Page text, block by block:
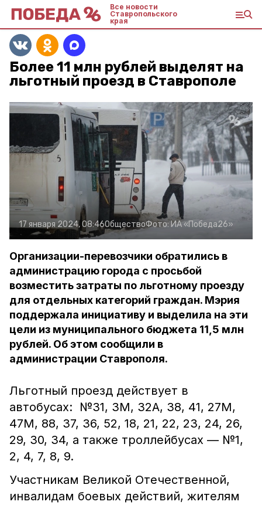
Все новости
Ставропольского
края
Более 11 млн рублей выделят на
льготный проезд в Ставрополе
17 января 2024, 08:46ОбществоФото:ИА «Победа26»
Организации-перевозчики обратились в
администрацию города с просьбой
возместить затраты по льготному проезду
для отдельных категорий граждан. Мэрия
поддержала инициативу и выделила на эти
цели из муниципального бюджета 11,5 млн
рублей. Об этом сообщили в
администрации Ставрополя.
Льготный проезд действует в
автобусах: №31, 3М, 32А, 38, 41, 27М,
47М, 88, 37, 36, 52, 18, 21, 22, 23, 24, 26,
29, 30, 34, а также троллейбусах — №1,
2, 4, 7, 8, 9.
Участникам Великой Отечественной,
инвалидам боевых действий, жителям